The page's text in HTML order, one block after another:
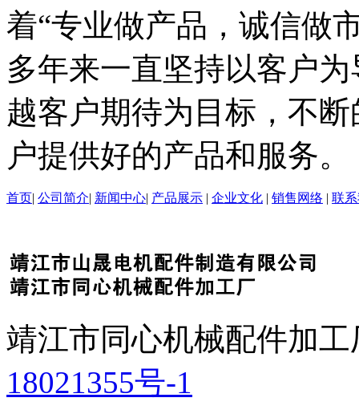
着“专业做产品，诚信做
多年来一直坚持以客户
越客户期待为目标，不
户提供好的产品和服务。
首页| 公司简介| 新闻中心| 产品展示 | 企业文化 | 销售网络 | 联
靖江市同心机械配件加
18021355号-1